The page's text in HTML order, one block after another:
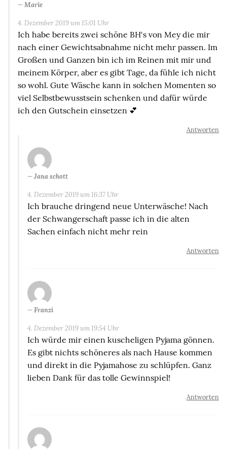
Marie
4. Dezember 2019 um 15:01 Uhr
Ich habe bereits zwei schöne BH‘s von Mey die mir
nach einer Gewichtsabnahme nicht mehr passen. Im
Großen und Ganzen bin ich im Reinen mit mir und
meinem Körper, aber es gibt Tage, da fühle ich nicht
so wohl. Gute Wäsche kann in solchen Momenten so
viel Selbstbewusstsein schenken und dafür würde
ich den Gutschein einsetzen 💕
Antworten
Jana schott
4. Dezember 2019 um 16:37 Uhr
Ich brauche dringend neue Unterwäsche! Nach
der Schwangerschaft passe ich in die alten
Sachen einfach nicht mehr rein
Antworten
Franzi
4. Dezember 2019 um 19:54 Uhr
Ich würde mir einen kuscheligen Pyjama gönnen.
Es gibt nichts schöneres als nach Hause kommen
und direkt in die Pyjamahose zu schlüpfen. Ganz
lieben Dank für das tolle Gewinnspiel!
Antworten